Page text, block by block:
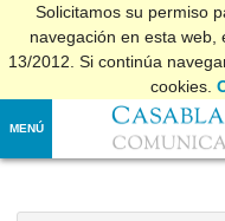
Solicitamos su permiso
navegación en esta web,
13/2012. Si continúa
cookies.
MENÚ